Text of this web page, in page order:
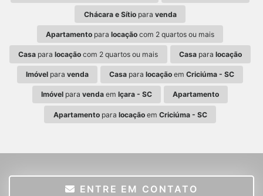
Chácara e Sítiopara venda
Apartamento para locação com 2 quartos ou mais
Casa paralocação com 2 quartos ou mais Casapara locação
Imóvelpara venda Casa paralocação emCriciúma - SC
Imóvelpara vendaem Içara - SC Apartamento
Apartamentopara locaçãoem Criciúma - SC
ENTRE EM CONTATO